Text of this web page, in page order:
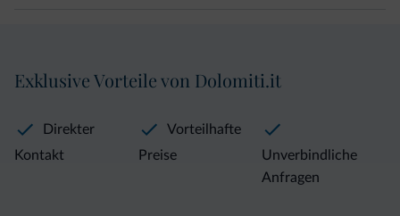
Exklusive Vorteile von Dolomiti.it
Direkter
Kontakt
Vorteilhafte
Preise
Unverbindliche
Anfragen